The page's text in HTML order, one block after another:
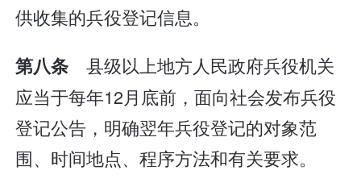
供收集的兵役登记信息。
第八条县级以上地方人民政府兵役机关
应当于每年12月底前，面向社会发布兵役
登记公告，明确翌年兵役登记的对象范
围、时间地点、程序方法和有关要求。